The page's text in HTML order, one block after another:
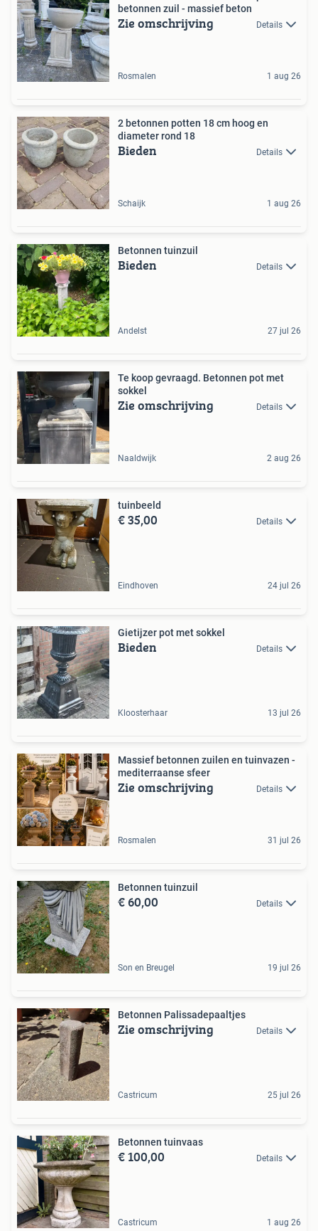
betonnen zuil - massief beton
Zie omschrijving Details
Rosmalen 1 aug 26
2 betonnen potten 18 cm hoog en
diameter rond 18
Bieden Details
Schaijk 1 aug 26
Betonnen tuinzuil
Bieden Details
Andelst 27 jul 26
Te koop gevraagd. Betonnen pot met
sokkel
Zie omschrijving Details
Naaldwijk 2 aug 26
tuinbeeld
€ 35,00 Details
Eindhoven 24 jul 26
Gietijzer pot met sokkel
Bieden Details
Kloosterhaar 13 jul 26
Massief betonnen zuilen en tuinvazen -
mediterraanse sfeer
Zie omschrijving Details
Rosmalen 31 jul 26
Betonnen tuinzuil
€ 60,00 Details
Son en Breugel 19 jul 26
Betonnen Palissadepaaltjes
Zie omschrijving Details
Castricum 25 jul 26
Betonnen tuinvaas
€ 100,00 Details
Castricum 1 aug 26